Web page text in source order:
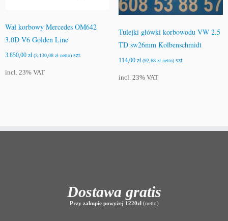
Wał korbowy Mercedes OM642
3.0D V6 Golden Line
3.850,00 zł (3.130,08 zł netto) szt.
incl. 23% VAT
Tulejki główki korbowodu VW 2.5
TD sw26mm Kolbenschmidt
114,00 zł (92,68 złnetto)szt.
incl. 23% VAT
Dostawa gratis
Przy zakupie powyżej 1220zł(netto)